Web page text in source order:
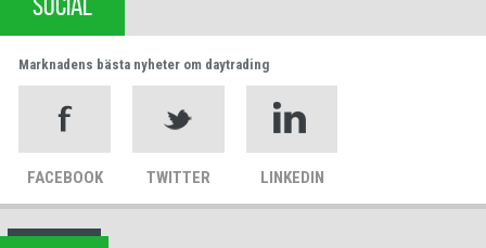
Marknadens bästa nyheter om daytrading
FACEBOOK TWITTER LINKEDIN